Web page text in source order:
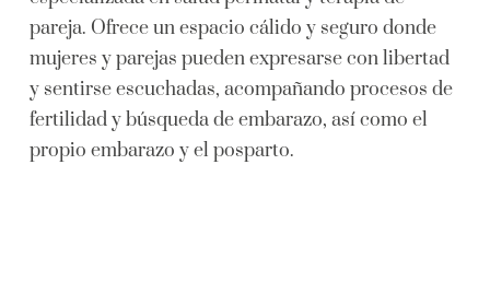
pareja. Ofrece un espacio cálido y seguro donde
mujeres y parejas pueden expresarse con libertad
y sentirse escuchadas, acompañando procesos de
fertilidad y búsqueda de embarazo, así como el
propio embarazo y el posparto.